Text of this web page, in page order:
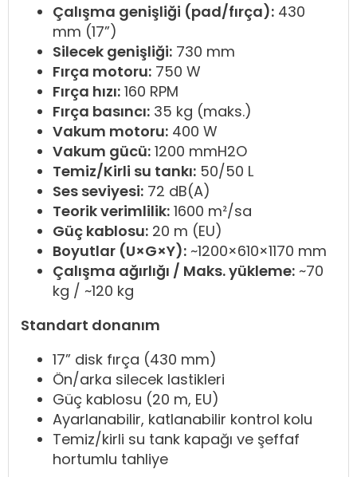
Çalışma genişliği (pad/fırça): 430
mm (17”)
Silecek genişliği: 730 mm
Fırça motoru: 750 W
Fırça hızı: 160 RPM
Fırça basıncı: 35 kg (maks.)
Vakum motoru: 400 W
Vakum gücü: 1200 mmH2O
Temiz/Kirli su tankı: 50/50 L
Ses seviyesi: 72 dB(A)
Teorik verimlilik: 1600 m²/sa
Güç kablosu: 20 m (EU)
Boyutlar (U×G×Y): ~1200×610×1170 mm
Çalışma ağırlığı / Maks. yükleme: ~70
kg / ~120 kg
Standart donanım
17” disk fırça (430 mm)
Ön/arka silecek lastikleri
Güç kablosu (20 m, EU)
Ayarlanabilir, katlanabilir kontrol kolu
Temiz/kirli su tank kapağı ve şeffaf
hortumlu tahliye